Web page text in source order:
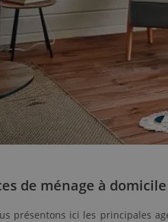
de ménage à
présentons ici les principales